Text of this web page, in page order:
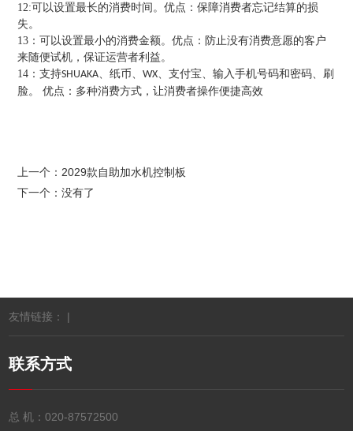
12:可以设置最长的消费时间。优点：保障消费者忘记结算的损
失。
13：可以设置最小的消费金额。优点：防止没有消费意愿的客户
来随便试机，保证运营者利益。
14：支持SHUAKA、纸币、 WX、支付宝、输入手机号码和密码、刷
脸。 优点：多种消费方式，让消费者操作便捷高效
上一个： 2029款自助加水机控制板
下一个：没有了
友情链接： |
联系方式
总 机：020-87572500